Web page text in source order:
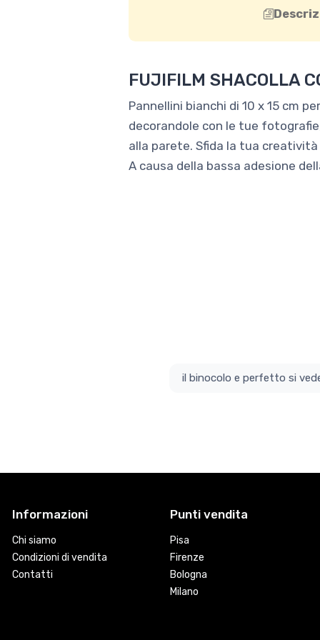
FUJIFILM SHACOLLA
Pannellini bianchi di 10 x 15 cm
decorandole con le tue
alla parete. Sfida la tua
A causa della bassa adesione
il
Informazioni
Chi siamo
Condizioni di vendita
Contatti
Punti vendita
Pisa
Firenze
Bologna
Milano